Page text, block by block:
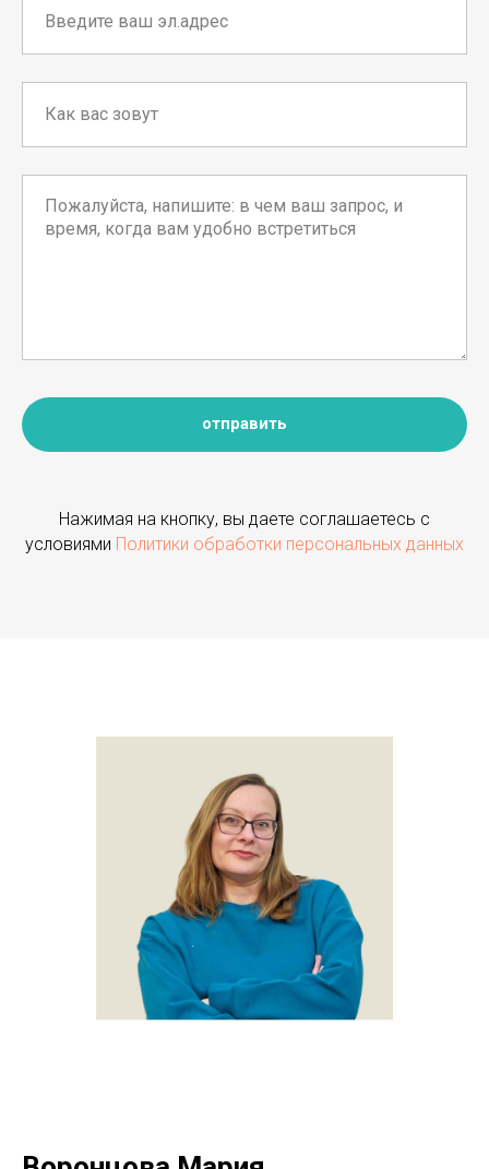
отправить
Нажимая на кнопку, вы даете соглашаетесь с
условиями Политики обработки персональных данных